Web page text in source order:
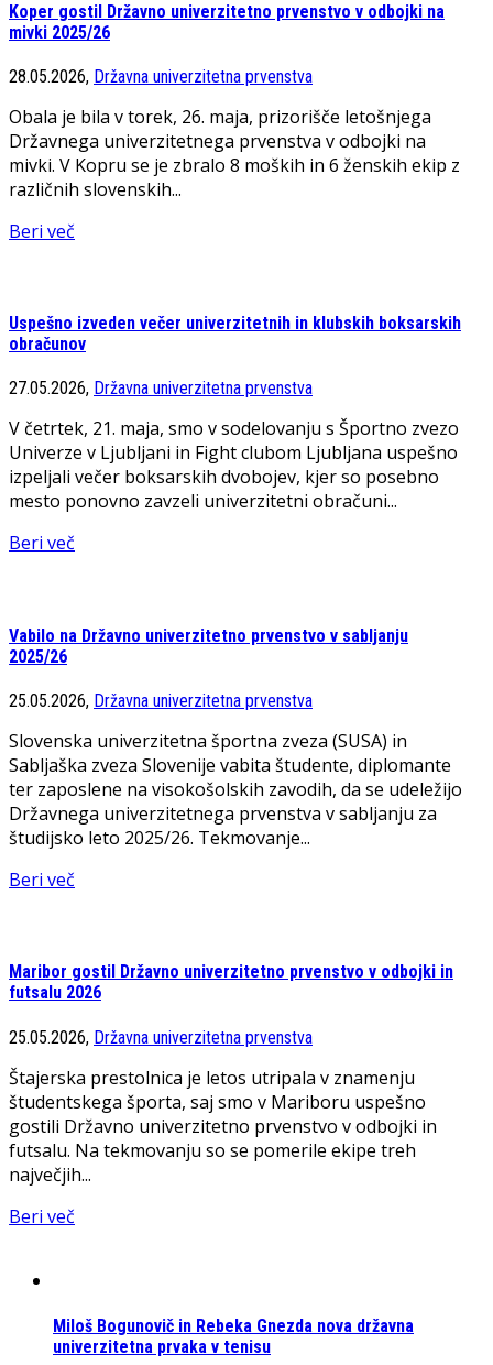
Koper gostil Državno univerzitetno prvenstvo v odbojki na
mivki 2025/26
28.05.2026, Državna univerzitetna prvenstva
Obala je bila v torek, 26. maja, prizorišče letošnjega
Državnega univerzitetnega prvenstva v odbojki na
mivki. V Kopru se je zbralo 8 moških in 6 ženskih ekip z
različnih slovenskih...
Beri več
Uspešno izveden večer univerzitetnih in klubskih boksarskih
obračunov
27.05.2026, Državna univerzitetna prvenstva
V četrtek, 21. maja, smo v sodelovanju s Športno zvezo
Univerze v Ljubljani in Fight clubom Ljubljana uspešno
izpeljali večer boksarskih dvobojev, kjer so posebno
mesto ponovno zavzeli univerzitetni obračuni...
Beri več
Vabilo na Državno univerzitetno prvenstvo v sabljanju
2025/26
25.05.2026, Državna univerzitetna prvenstva
Slovenska univerzitetna športna zveza (SUSA) in
Sabljaška zveza Slovenije vabita študente, diplomante
ter zaposlene na visokošolskih zavodih, da se udeležijo
Državnega univerzitetnega prvenstva v sabljanju za
študijsko leto 2025/26. Tekmovanje...
Beri več
Maribor gostil Državno univerzitetno prvenstvo v odbojki in
futsalu 2026
25.05.2026, Državna univerzitetna prvenstva
Štajerska prestolnica je letos utripala v znamenju
študentskega športa, saj smo v Mariboru uspešno
gostili Državno univerzitetno prvenstvo v odbojki in
futsalu. Na tekmovanju so se pomerile ekipe treh
največjih...
Beri več
Miloš Bogunovič in Rebeka Gnezda nova državna
univerzitetna prvaka v tenisu